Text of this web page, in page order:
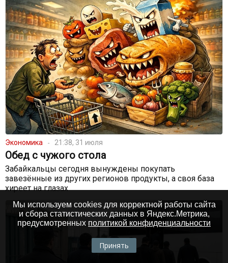
Экономика 21:38, 31 июля
Обед с чужого стола
Забайкальцы сегодня вынуждены покупать
завезённые из других регионов продукты, а своя база
хиреет на глазах
Мы используем cookies для корректной работы сайта
и сбора статистических данных в Яндекс.Метрика,
предусмотренных политикой конфиденциальности
Принять